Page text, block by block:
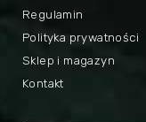
Regulamin
Polityka prywatności
Sklep i magazyn
Kontakt